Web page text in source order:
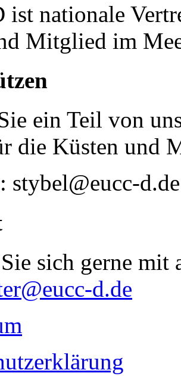
ist nationale
Mitglied im
ein Teil von
die Küsten und
stybel@eucc-d.de
sich gerne mit
d.de